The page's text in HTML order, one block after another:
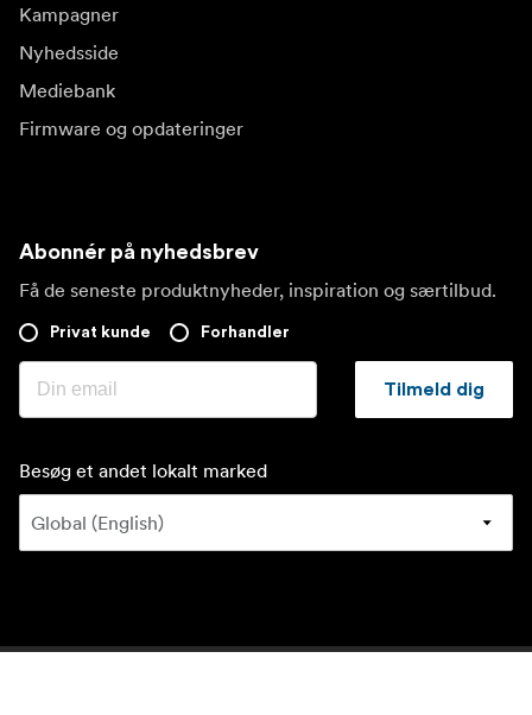
Kampagner
Nyhedsside
Mediebank
Firmware og opdateringer
Abonnér på nyhedsbrev
Få de seneste produktnyheder, inspiration og særtilbud.
Privat kunde Forhandler
Tilmeld dig
Besøg et andet lokalt marked